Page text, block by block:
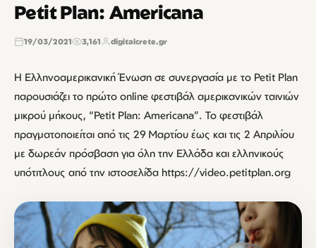
Petit Plan: Americana
19/03/2021 3,161 digitalcrete.gr
Η Ελληνοαμερικανική Ένωση σε συνεργασία με το Petit Plan
παρουσιάζει το πρώτο online φεστιβάλ αμερικανικών ταινιών
μικρού μήκους, “Petit Plan: Americana”. Το φεστιβάλ
πραγματοποιείται από τις 29 Μαρτίου έως και τις 2 Απριλίου
με δωρεάν πρόσβαση για όλη την Ελλάδα και ελληνικούς
υπότιτλους από την ιστοσελίδα https://video.petitplan.org